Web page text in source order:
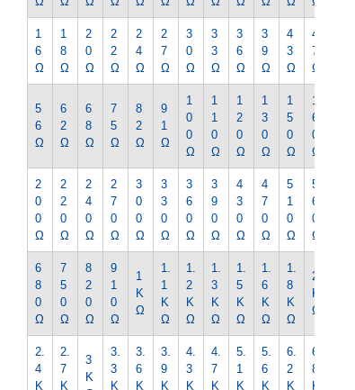
1
6
Ω
1
8
Ω
2
0
Ω
2
2
Ω
2
4
Ω
2
7
Ω
3
0
Ω
3
3
Ω
3
6
Ω
3
9
Ω
4
3
Ω
4
7
Ω
5
6
Ω
6
2
Ω
6
8
Ω
7
5
Ω
8
2
Ω
9
1
Ω
1
0
0
Ω
1
1
0
Ω
1
2
0
Ω
1
3
0
Ω
1
5
0
Ω
1
6
0
Ω
2
0
0
Ω
2
2
0
Ω
2
4
0
Ω
2
7
0
Ω
3
0
0
Ω
3
3
0
Ω
3
6
0
Ω
3
9
0
Ω
4
3
0
Ω
4
7
0
Ω
5
1
0
Ω
5
6
0
Ω
6
8
0
Ω
7
5
0
Ω
8
2
0
Ω
9
1
0
Ω
1
K
Ω
1.
1
K
Ω
1.
2
K
Ω
1.
3
K
Ω
1.
5
K
Ω
1.
6
K
Ω
1.
8
K
Ω
2
K
Ω
2.
4
K
2.
7
K
3
K
3.
3
K
3.
6
K
3.
9
K
4.
3
K
4.
7
K
5.
1
K
5.
6
K
6.
2
K
6.
8
K